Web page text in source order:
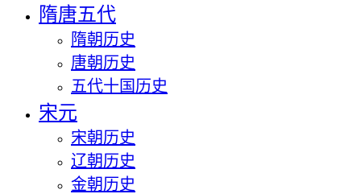
隋唐五代
隋朝历史
唐朝历史
五代十国历史
宋元
宋朝历史
辽朝历史
金朝历史